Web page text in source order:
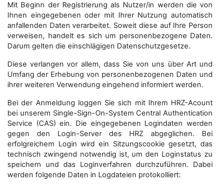
Mit Beginn der Registrierung als Nutzer/in werden die von
Ihnen eingegebenen oder mit Ihrer Nutzung automatisch
anfallenden Daten verarbeitet. Soweit diese auf Ihre Person
verweisen, handelt es sich um personenbezogene Daten.
Darum gelten die einschlägigen Datenschutzgesetze.
Diese verlangen vor allem, dass Sie von uns über Art und
Umfang der Erhebung von personenbezogenen Daten und
ihrer weiteren Verwendung eingehend informiert werden.
Bei der Anmeldung loggen Sie sich mit Ihrem HRZ-Acount
bei unserem Single-Sign-On-System Central Authentication
Service (CAS) ein. Die eingegebenen Logindaten werden
gegen den Login-Server des HRZ abgeglichen. Bei
erfolgreichem Login wird ein Sitzungscookie gesetzt, das
technisch zwingend notwendig ist, um den Loginstatus zu
speichern und das Loginverfahren durchzuführen. Dabei
werden folgende Daten in Logdateien protokolliert: